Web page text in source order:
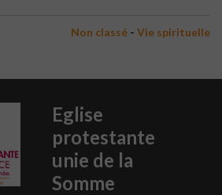
Non classé - Vie spirituelle
Eglise
protestante
unie de la
Somme